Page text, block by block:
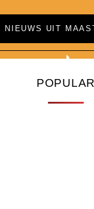
NIEUWS UIT
POPULAR